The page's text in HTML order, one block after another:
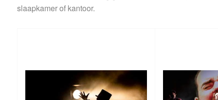
slaapkamer of kantoor.